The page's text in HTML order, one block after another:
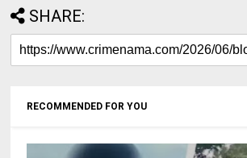
SHARE:
RECOMMENDED FOR YOU